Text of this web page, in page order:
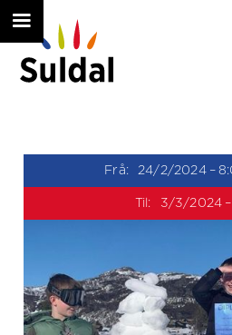
Frå: 24/2/2024 –
Til: 3/3/2024 –